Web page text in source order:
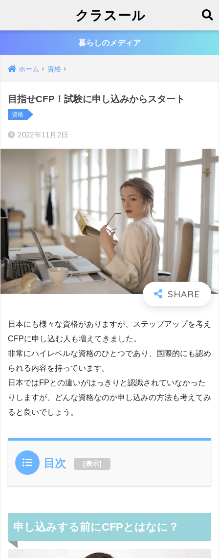
クラスール
暮らしのメディア
ホーム 資格
目指せCFP！試験に申し込みからスタート
資格
2022年11月2日
日本にも様々な資格がありますが、ステップアップを考え
CFPに申し込む人も増えてきました。
非常にハイレベルな資格のひとつであり、国際的にも認め
られる内容を持っています。
日本ではFPとの違いがはっきりと認識されていなかった
りしますが、どんな資格なのか申し込みの方法も考えてみ
ると良いでしょう。
目次 [表示]
申し込みする前にCFPとはなに？